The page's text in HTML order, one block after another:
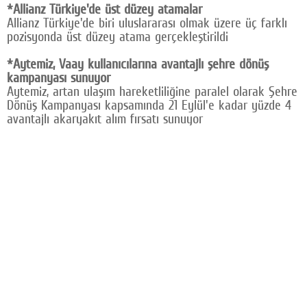
*Allianz Türkiye'de üst düzey atamalar
Allianz Türkiye'de biri uluslararası olmak üzere üç farklı
pozisyonda üst düzey atama gerçekleştirildi
*Aytemiz, Vaay kullanıcılarına avantajlı şehre dönüş
kampanyası sunuyor
Aytemiz, artan ulaşım hareketliliğine paralel olarak Şehre
Dönüş Kampanyası kapsamında 21 Eylül'e kadar yüzde 4
avantajlı akaryakıt alım fırsatı sunuyor